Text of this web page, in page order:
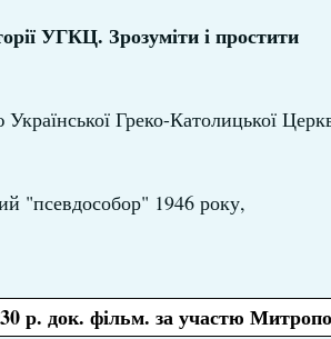
УГКЦ. Зрозуміти і простити
Греко-Католицької
"псевдособор" 1946 року,
р. док. фільм. за участю